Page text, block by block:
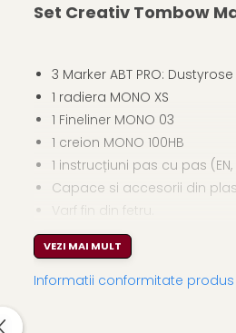
Set Creativ Tombow
3 Marker ABT PRO:
1 radiera MONO XS
1 Fineliner MONO 03
1 creion MONO 100HB
1 instrucțiuni pas cu pas (EN,
Capace si accesorii din
Varf fin din fetru.
Corp din plastic ABS
Primele linii ale unei lumi
VEZI MAI MULT
Informatii conformitate produs